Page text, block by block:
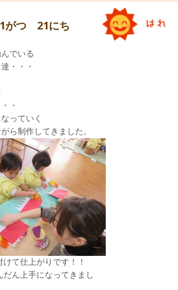
いる途中に
クリ！！！
かいている子どもがいまし
くさん
！！
ューリップの芽が
ます。
がつ 21にち
でいる
・・・
・
っていく
ら制作してきました。
て仕上がりです！！
ん上手になってきまし